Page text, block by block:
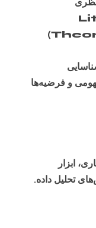
و فرضیه‌ها
ابزار
تحلیل داده.